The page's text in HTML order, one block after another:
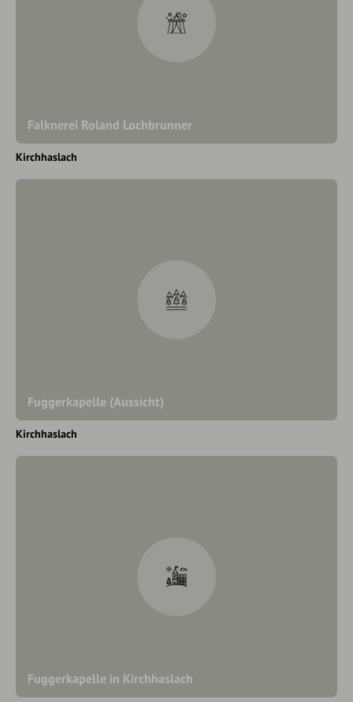
Falknerei Roland Lochbrunner
Kirchhaslach
Fuggerkapelle (Aussicht)
Kirchhaslach
Fuggerkapelle in Kirchhaslach